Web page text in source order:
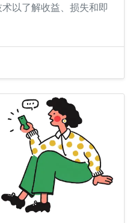
以了解收益、损失和即